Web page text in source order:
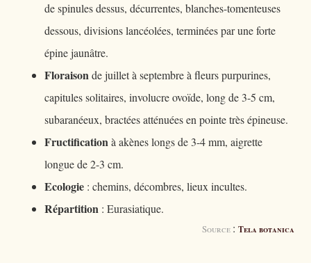
de spinules dessus, décurrentes, blanches-tomenteuses
dessous, divisions lancéolées, terminées par une forte
épine jaunâtre.
Floraisonde juillet à septembre à fleurs purpurines,
capitules solitaires, involucre ovoïde, long de 3-5 cm,
subaranéeux, bractées atténuées en pointe très épineuse.
Fructificationà akènes longs de 3-4 mm, aigrette
longue de 2-3 cm.
Ecologie : chemins, décombres, lieux incultes.
Répartition : Eurasiatique.
Source : Tela botanica